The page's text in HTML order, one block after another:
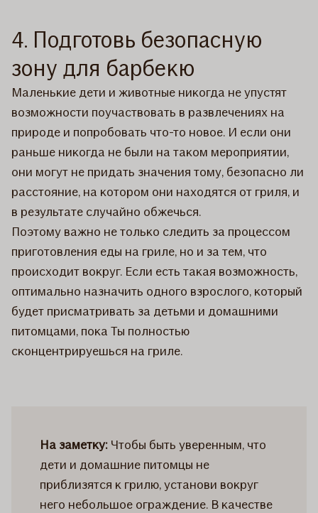
4. Подготовь безопасную
зону для барбекю
Маленькие дети и животные никогда не упустят
возможности поучаствовать в развлечениях на
природе и попробовать что-то новое. И если они
раньше никогда не были на таком мероприятии,
они могут не придать значения тому, безопасно ли
расстояние, на котором они находятся от гриля, и
в результате случайно обжечься.
Поэтому важно не только следить за процессом
приготовления еды на гриле, но и за тем, что
происходит вокруг. Если есть такая возможность,
оптимально назначить одного взрослого, который
будет присматривать за детьми и домашними
питомцами, пока Ты полностью
сконцентрируешься на гриле.
На заметку: Чтобы быть уверенным, что
дети и домашние питомцы не
приблизятся к грилю, установи вокруг
него небольшое ограждение. В качестве